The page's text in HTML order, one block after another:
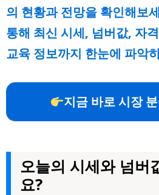
의 현황과 전망을 확인해보
통해 최신 시세, 넘버값, 자
교육 정보까지 한눈에 파악
지금 바로 시장
오늘의 시세와 넘버
요?